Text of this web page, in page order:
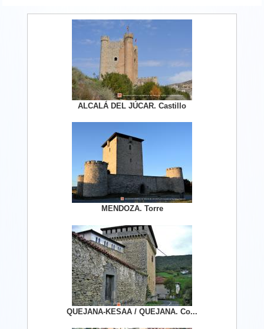
ALCALÁ DEL JÚCAR. Castillo
MENDOZA. Torre
QUEJANA-KESAA / QUEJANA. Co...